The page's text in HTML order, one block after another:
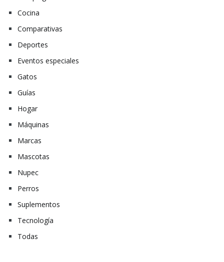
Cocina
Comparativas
Deportes
Eventos especiales
Gatos
Guías
Hogar
Máquinas
Marcas
Mascotas
Nupec
Perros
Suplementos
Tecnología
Todas